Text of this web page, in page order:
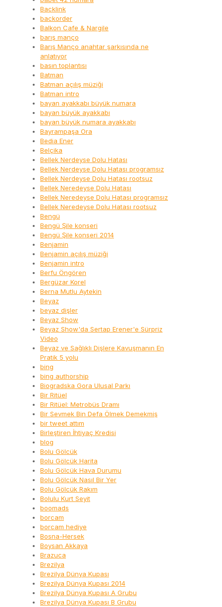
Backlink
backorder
Balkon Cafe & Nargile
barış manço
Barış Manço anahtar şarkısında ne
anlatıyor
basın toplantısı
Batman
Batman açılış müziği
Batman intro
bayan ayakkabı büyük numara
bayan büyük ayakkabı
bayan büyük numara ayakkabı
Bayrampaşa Ora
Bedia Ener
Belçika
Bellek Nerdeyse Dolu Hatası
Bellek Nerdeyse Dolu Hatası programsız
Bellek Nerdeyse Dolu Hatası rootsuz
Bellek Neredeyse Dolu Hatası
Bellek Neredeyse Dolu Hatası programsız
Bellek Neredeyse Dolu Hatası rootsuz
Bengü
Bengü Şile konseri
Bengü Şile konseri 2014
Benjamin
Benjamin açılış müziği
Benjamin intro
Berfu Öngören
Bergüzar Korel
Berna Mutlu Aytekin
Beyaz
beyaz dişler
Beyaz Show
Beyaz Show'da Sertap Erener'e Sürpriz
Video
Beyaz ve Sağlıklı Dişlere Kavuşmanın En
Pratik 5 yolu
bing
bing authorship
Biogradska Gora Ulusal Parkı
Bir Ritüel
Bir Ritüel: Metrobüs Dramı
Bir Sevmek Bin Defa Ölmek Demekmiş
bir tweet attım
Birleştiren İhtiyaç Kredisi
blog
Bolu Gölcük
Bolu Gölcük Harita
Bolu Gölcük Hava Durumu
Bolu Gölcük Nasıl Bir Yer
Bolu Gölcük Rakım
Bolulu Kurt Seyit
boomads
borcam
borcam hediye
Bosna-Hersek
Boysan Akkaya
Brazuca
Brezilya
Brezilya Dünya Kupası
Brezilya Dünya Kupası 2014
Brezilya Dünya Kupası A Grubu
Brezilya Dünya Kupası B Grubu